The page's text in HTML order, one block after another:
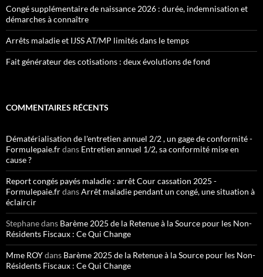
Congé supplémentaire de naissance 2026 : durée, indemnisation et
démarches à connaître
Arrêts maladie et IJSS AT/MP limités dans le temps
Fait générateur des cotisations : deux évolutions de fond
COMMENTAIRES RÉCENTS
Dématérialisation de l'entretien annuel 2/2 , un gage de conformité -
Formulepaie.frdans Entretien annuel 1/2, sa conformité mise en
cause ?
Report congés payés maladie : arrêt Cour cassation 2025 -
Formulepaie.frdansArrêt maladie pendant un congé, une situation à
éclaircir
Stephanedans Barème 2025 de la Retenue à la Source pour les Non-
Résidents Fiscaux : Ce Qui Change
Mme ROYdans Barème 2025 de la Retenue à la Source pour les Non-
Résidents Fiscaux : Ce Qui Change